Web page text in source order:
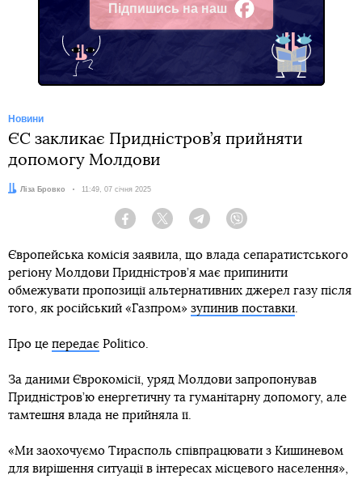
Підпишись на наш
Facebook
Новини
ЄС закликає Придністров’я прийняти
допомогу Молдови
Автор:
Ліза Бровко Дата:
11:49, 07 січня 2025
Facebook Twitter Telegram
Європейська комісія заявила, що влада сепаратистського
регіону Молдови Придністров’я має припинити
обмежувати пропозиції альтернативних джерел газу після
того, як російський «Газпром» зупинив поставки.
Про це передає Politico.
За даними Єврокомісії, уряд Молдови запропонував
Придністров’ю енергетичну та гуманітарну допомогу, але
тамтешня влада не прийняла її.
«Ми заохочуємо Тирасполь співпрацювати з Кишиневом
для вирішення ситуації в інтересах місцевого населення»,